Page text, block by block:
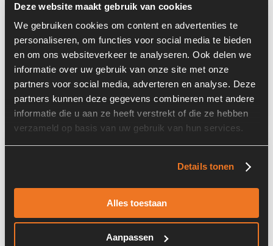
Deze website maakt gebruik van cookies
We gebruiken cookies om content en advertenties te
personaliseren, om functies voor social media te bieden
en om ons websiteverkeer te analyseren. Ook delen we
informatie over uw gebruik van onze site met onze
partners voor social media, adverteren en analyse. Deze
partners kunnen deze gegevens combineren met andere
informatie die u aan ze heeft verstrekt of die ze hebben
verzameld op basis van uw gebruik van hun services.
Details tonen
Alles toestaan
Aanpassen
Informatie
Locatie:
4D4
Past op de volgende machines:
Telehandler
Land:
Nederland
Brand: Dieci
S/N: -